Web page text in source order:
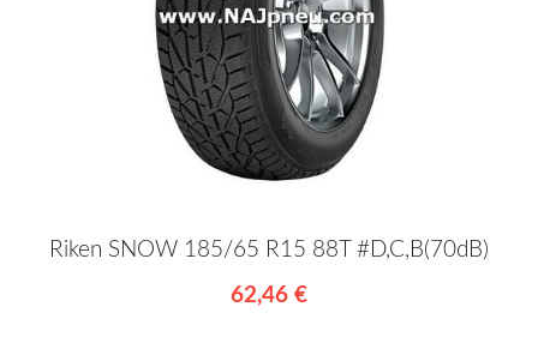
Riken SNOW 185/65 R15 88T #D,C,B(70dB)
62,46 €